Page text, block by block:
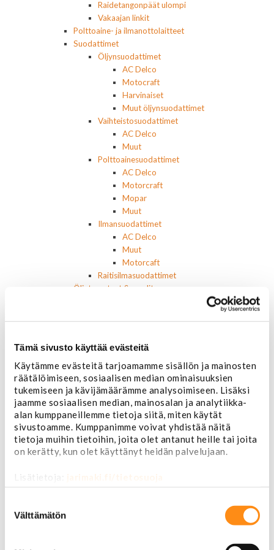
Tämä sivusto käyttää evästeitä
Käytämme evästeitä tarjoamamme sisällön ja mainosten
räätälöimiseen, sosiaalisen median ominaisuuksien
tukemiseen ja kävijämäärämme analysoimiseen. Lisäksi
jaamme sosiaalisen median, mainosalan ja analytiikka-
alan kumppaneillemme tietoja siitä, miten käytät
sivustoamme. Kumppanimme voivat yhdistää näitä
tietoja muihin tietoihin, joita olet antanut heille tai joita
on kerätty, kun olet käyttänyt heidän palvelujaan.
Lisätietoja: jarimaki.fi/tietosuoja
valinta
Välttämätön
Raidetangonpäät ulompi
Vakaajan linkit
Polttoaine- ja ilmanottolaitteet
Suodattimet
Öljynsuodattimet
AC Delco
Motocraft
Harvinaiset
Muut öljynsuodattimet
Vaihteistosuodattimet
AC Delco
Muut
Polttoainesuodattimet
AC Delco
Motorcraft
Mopar
Muut
Ilmansuodattimet
AC Delco
Muut
Motorcaft
Raitisilmasuodattimet
Öljyt, nesteet & maalit
Muut nesteet
Maalit
Kirjallisuus
Korjausoppaat
Omistajan käsikirjat
Muu autokirjallisuus
Korinosat
Starcraft levikesarja 97-03
Mustang korinosat